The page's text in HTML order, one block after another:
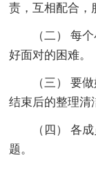
责，互相配合，
（二） 每个
好面对的困难。
（三） 要做
结束后的整理清
（四） 各成
题。